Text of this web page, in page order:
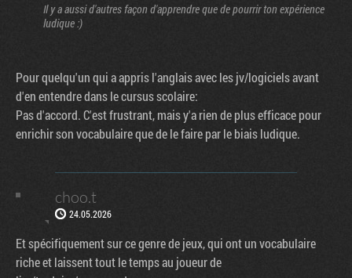
Il y a aussi d'autres façon d'apprendre que de pourrir ton expérience
ludique :)
Pour quelqu'un qui a appris l'anglais avec les jv/logiciels avant
d'en entendre dans le cursus scolaire:
Pas d'accord. C'est frustrant, mais y'a rien de plus efficace pour
enrichir son vocabulaire que de le faire par le biais ludique.
choo.t
24.05.2026
Et spécifiquement sur ce genre de jeux, qui ont un vocabulaire
riche et laissent tout le temps au joueur de